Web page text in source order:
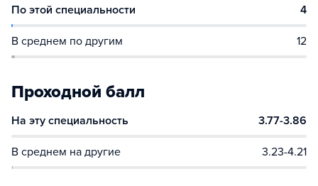
По этой специальности 4
В среднем по другим 12
Проходной балл
На эту специальность 3.77-3.86
В среднем на другие 3.23-4.21